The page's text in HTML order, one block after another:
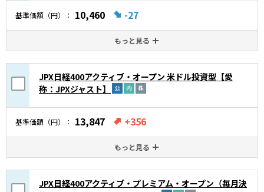
基準価額（円） 10,460 -27
もっと見る
JPX日経400アクティブ・オープン 米ドル投資型【愛
称：JPXジャスト】
基準価額（円） 13,847 +356
もっと見る
JPX日経400アクティブ・プレミアム・オープン（毎月決